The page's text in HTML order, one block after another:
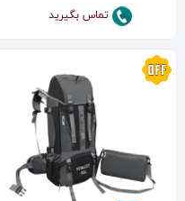
تماس بگیرید